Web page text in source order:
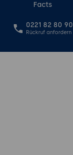
Facts
0221 82 80 90
Rückruf anfordern